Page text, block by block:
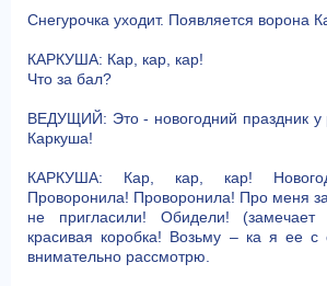
Снегурочка уходит. Появляется ворона
КАРКУША: Кар, кар, кар!
Что за бал?
ВЕДУЩИЙ: Это - новогодний праздник у
Каркуша!
КАРКУША: Кар, кар, кар!
Проворонила! Проворонила! Про меня
не пригласили! Обидели! (замечает
красивая коробка! Возьму – ка я ее
внимательно рассмотрю.